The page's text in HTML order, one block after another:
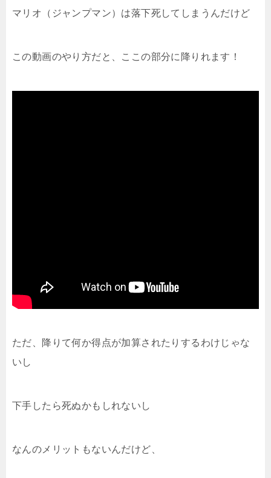
マリオ（ジャンプマン）は落下死してしまうんだけど
この動画のやり方だと、ここの部分に降りれます！
ただ、降りて何か得点が加算されたりするわけじゃな
いし
下手したら死ぬかもしれないし
なんのメリットもないんだけど、